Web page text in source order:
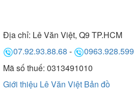
Địa chỉ: Lê Văn Việt, Q9 TP.HCM
07.92.93.88.68 -
0963.928.599
Mã số thuế: 0313491010
Giới thiệu Lê Văn Việt Bản đồ